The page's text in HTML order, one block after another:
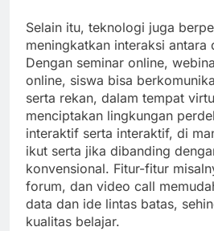
Selain itu, teknologi juga
meningkatkan interaksi antara
Dengan seminar online,
online, siswa bisa
serta rekan, dalam tempat
menciptakan lingkungan
interaktif serta interaktif, di
ikut serta jika dibanding
konvensional. Fitur-fitur
forum, dan video call
data dan ide lintas batas,
kualitas belajar.